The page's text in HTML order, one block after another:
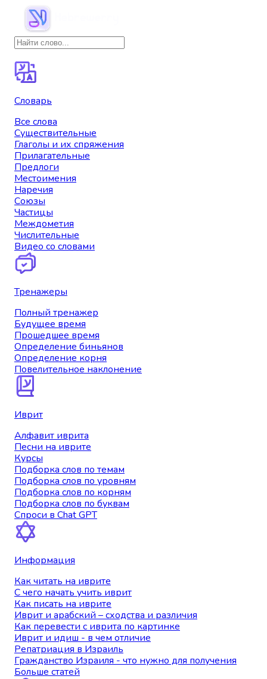
Словарь
Все слова
Существительные
Глаголы и их спряжения
Прилагательные
Предлоги
Местоимения
Наречия
Союзы
Частицы
Междометия
Числительные
Видео со словами
Тренажеры
Полный тренажер
Будущее время
Прошедшее время
Определение биньянов
Определение корня
Повелительное наклонение
Иврит
Алфавит иврита
Песни на иврите
Курсы
Подборка слов по темам
Подборка слов по уровням
Подборка слов по корням
Подборка слов по буквам
Спроси в Chat GPT
Информация
Как читать на иврите
С чего начать учить иврит
Как писать на иврите
Иврит и арабский – сходства и различия
Как перевести с иврита по картинке
Иврит и идиш - в чем отличие
Репатриация в Израиль
Гражданство Израиля - что нужно для получения
Больше статей